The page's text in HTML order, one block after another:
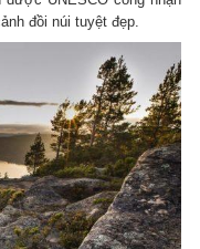
đồi núi tuyệt đẹp.